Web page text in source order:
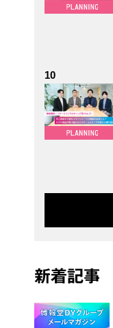
10
新着記事